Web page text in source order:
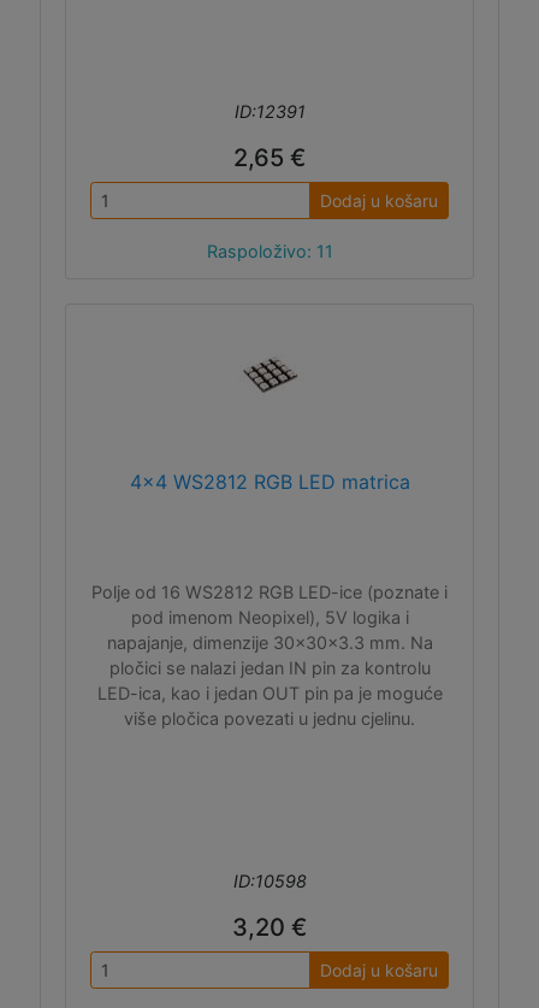
ID:12391
2,65 €
Dodaj u košaru
Raspoloživo: 11
4x4 WS2812 RGB LED matrica
Polje od 16 WS2812 RGB LED-ice (poznate i
pod imenom Neopixel), 5V logika i
napajanje, dimenzije 30x30x3.3 mm. Na
pločici se nalazi jedan IN pin za kontrolu
LED-ica, kao i jedan OUT pin pa je moguće
više pločica povezati u jednu cjelinu.
ID:10598
3,20 €
Dodaj u košaru